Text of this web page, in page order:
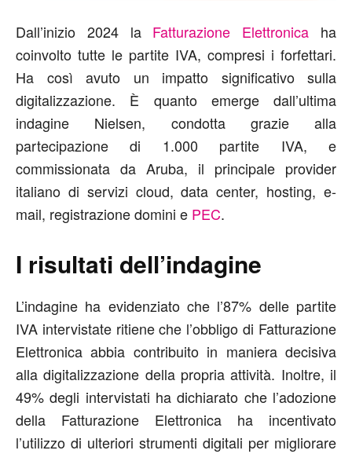
Dall’inizio 2024 laFatturazione Elettronica ha
coinvolto tutte le partite IVA, compresi i forfettari.
Ha così avuto un impatto significativo sulla
digitalizzazione. È quanto emerge dall’ultima
indagine Nielsen, condotta grazie alla
partecipazione di 1.000 partite IVA, e
commissionata da Aruba, il principale provider
italiano di servizi cloud, data center, hosting, e-
mail, registrazione domini e PEC.
I risultati dell’indagine
L’indagine ha evidenziato che l’87% delle partite
IVA intervistate ritiene che l’obbligo di Fatturazione
Elettronica abbia contribuito in maniera decisiva
alla digitalizzazione della propria attività. Inoltre, il
49% degli intervistati ha dichiarato che l’adozione
della Fatturazione Elettronica ha incentivato
l’utilizzo di ulteriori strumenti digitali per migliorare